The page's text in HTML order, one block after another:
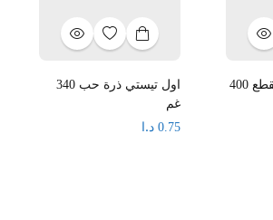
اول تيستي فطر مقطع 400
اول تيستي ذرة حب 340
غم
0.75 د.ا